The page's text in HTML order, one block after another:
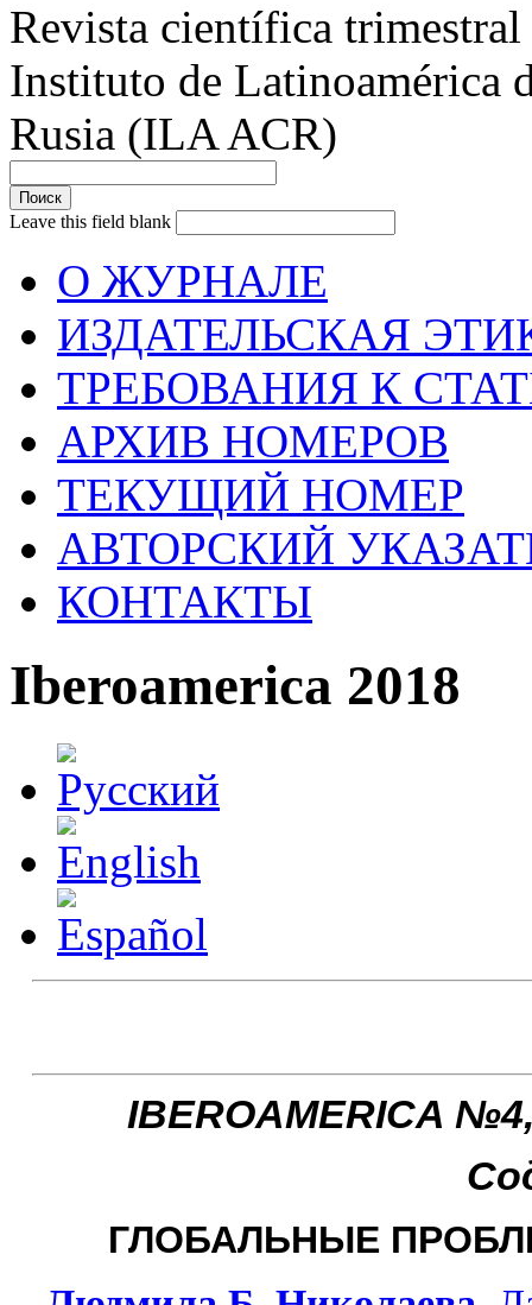
Revista científica
Instituto de Latinoamérica
Rusia (ILA ACR)
Leave this field blank
О ЖУРНАЛЕ
ИЗДАТЕЛЬСКАЯ
ТРЕБОВАНИЯ К
АРХИВ НОМЕРОВ
ТЕКУЩИЙ НОМЕР
АВТОРСКИЙ
КОНТАКТЫ
Iberoamerica 2018
IBEROAMERICA
ГЛОБАЛЬНЫЕ